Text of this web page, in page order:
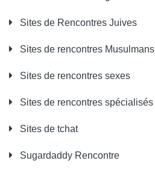
Sites de Rencontres Juives
Sites de rencontres Musulmans
Sites de rencontres sexes
Sites de rencontres spécialisés
Sites de tchat
Sugardaddy Rencontre